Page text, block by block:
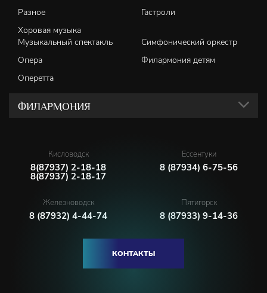
Разное
Гастроли
Хоровая музыка
Музыкальный спектакль
Симфонический оркестр
Опера
Филармония детям
Оперетта
ФИЛАРМОНИЯ
Кисловодск
8(87937) 2-18-18
8(87937) 2-18-17
Ессентуки
8 (87934) 6-75-56
Железноводск
8 (87932) 4-44-74
Пятигорск
8 (87933) 9-14-36
КОНТАКТЫ